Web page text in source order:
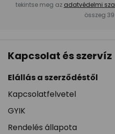
tekintse meg az adatvédelmi
összeg
Kapcsolat és szervíz
Elállás a szerződéstől
Kapcsolatfelvetel
GYIK
Rendelés állapota